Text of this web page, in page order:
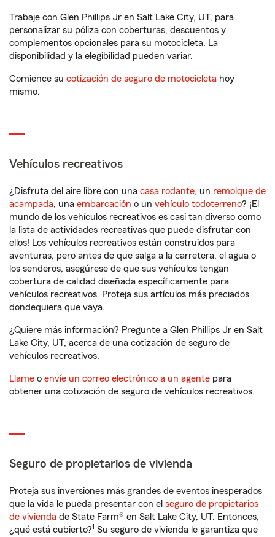
Trabaje con Glen Phillips Jr en Salt Lake City, UT, para
personalizar su póliza con coberturas, descuentos y
complementos opcionales para su motocicleta. La
disponibilidad y la elegibilidad pueden variar.
Comience su cotización de seguro de motocicleta hoy
mismo.
Vehículos recreativos
¿Disfruta del aire libre con una casa rodante, un remolque de
acampada, una embarcación o un vehículo todoterreno? ¡El
mundo de los vehículos recreativos es casi tan diverso como
la lista de actividades recreativas que puede disfrutar con
ellos! Los vehículos recreativos están construidos para
aventuras, pero antes de que salga a la carretera, el agua o
los senderos, asegúrese de que sus vehículos tengan
cobertura de calidad diseñada específicamente para
vehículos recreativos. Proteja sus artículos más preciados
dondequiera que vaya.
¿Quiere más información? Pregunte a Glen Phillips Jr en Salt
Lake City, UT, acerca de una cotización de seguro de
vehículos recreativos.
Llame o envíe un correo electrónico a un agente para
obtener una cotización de seguro de vehículos recreativos.
Seguro de propietarios de vivienda
Proteja sus inversiones más grandes de eventos inesperados
que la vida le pueda presentar con el seguro de propietarios
de vivienda de State Farm® en Salt Lake City, UT. Entonces,
¿qué está cubierto?1 Su seguro de vivienda le garantiza que